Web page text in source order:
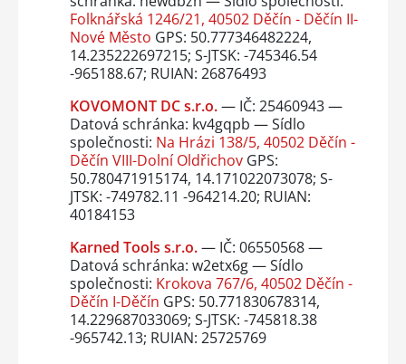
Folknářská 1246/21, 40502 Děčín - Děčín II-
Nové Město GPS: 50.777346482224,
14.235222697215; S-JTSK: -745346.54
-965188.67; RUIAN: 26876493
KOVOMONT DC s.r.o.— IČ: 25460943 —
Datová schránka: kv4gqpb — Sídlo
společnosti: Na Hrázi 138/5, 40502 Děčín -
Děčín VIII-Dolní OldřichovGPS:
50.780471915174, 14.171022073078; S-
JTSK: -749782.11 -964214.20; RUIAN:
40184153
Karned Tools s.r.o.— IČ: 06550568 —
Datová schránka: w2etx6g — Sídlo
společnosti: Krokova 767/6, 40502 Děčín -
Děčín I-Děčín GPS: 50.771830678314,
14.229687033069; S-JTSK: -745818.38
-965742.13; RUIAN: 25725769